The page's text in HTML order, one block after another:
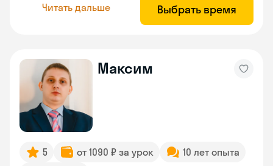
Читать дальше Выбрать время
Максим
5 от 1090 ₽ за урок
10 лет опыта